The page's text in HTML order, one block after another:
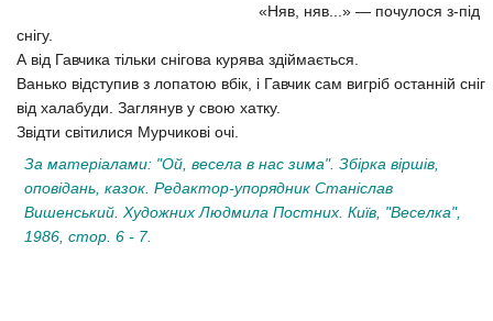
«Няв, няв...» — почулося з-під
снігу.
А від Гавчика тільки снігова курява здіймається.
Ванько відступив з лопатою вбік, і Гавчик сам вигріб останній сніг
від халабуди. Заглянув у свою хатку.
Звідти світилися Мурчикові очі.
За матеріалами: "Ой, весела в нас зима". Збірка віршів,
оповідань, казок. Редактор-упорядник Станіслав
Вишенський. Художних Людмила Постних. Київ, "Веселка",
1986, стор. 6 - 7.